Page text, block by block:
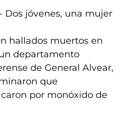
Dos jóvenes, una mujer
hallados muertos en
departamento
de General Alvear,
que
por monóxido de